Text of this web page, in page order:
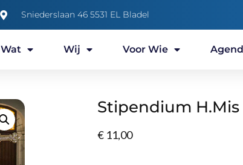
Sniederslaan 46 5531 EL Bladel
Wat Wij Voor Wie
Stipendium
€ 11,00